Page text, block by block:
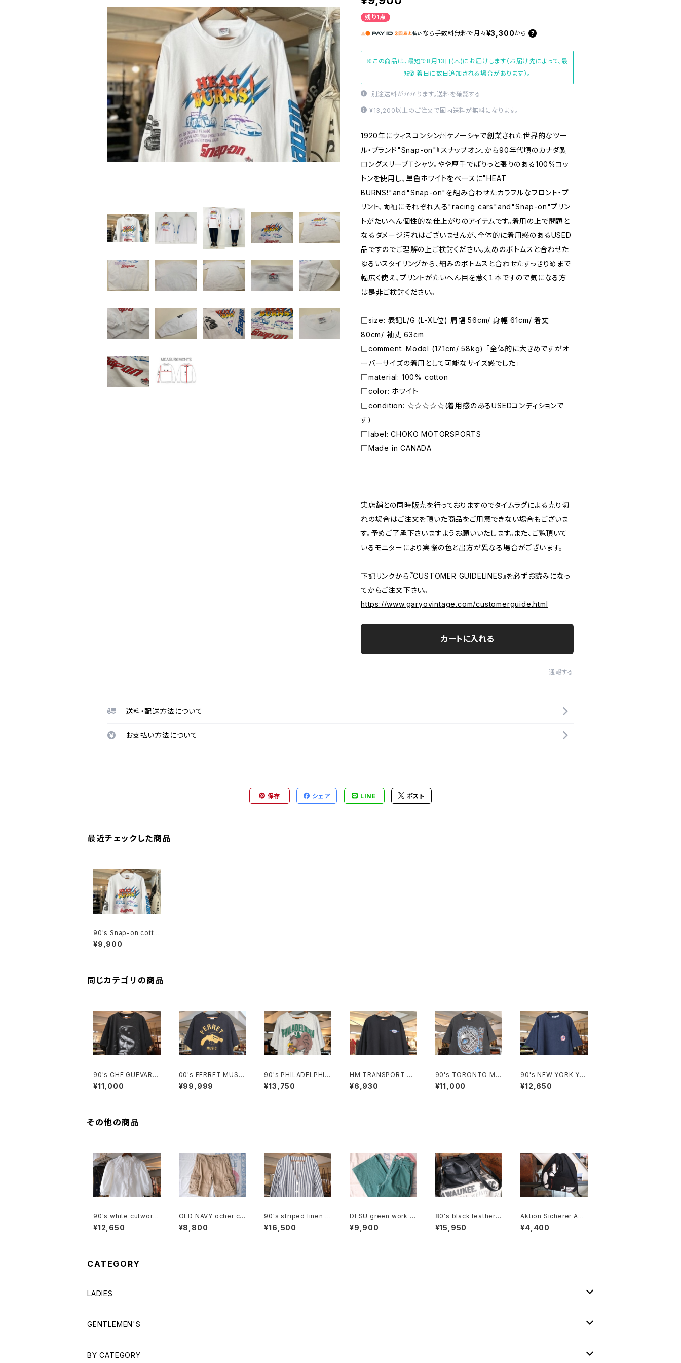
残り1点
なら 手数料無料で 月々¥3,300から
※この商品は、最短で8月13日(木)にお届けします（お届け先によって、最
短到着日に数日追加される場合があります）。
別途送料がかかります。送料を確認する
¥13,200以上のご注文で国内送料が無料になります。
1920年にウィスコンシン州ケノーシャで創業された世界的なツー
ル・ブランド"Snap-on"『スナップオン』から90年代頃のカナダ製
ロングスリーブＴシャツ。やや厚手でぱりっと張りのある100%コッ
トンを使用し、単色ホワイトをベースに"HEAT
BURNS!"and"Snap-on"を組み合わせたカラフルなフロント・プ
リント、両袖にそれぞれ入る"racing cars"and"Snap-on"プリン
トがたいへん個性的な仕上がりのアイテムです。着用の上で問題と
なるダメージ汚れはございませんが、全体的に着用感のあるUSED
品ですのでご理解の上ご検討ください。太めのボトムスと合わせた
ゆるいスタイリングから、細みのボトムスと合わせたすっきりめまで
幅広く使え、プリントがたいへん目を惹く１本ですので気になる方
は是非ご検討ください。
□size: 表記L/G (L-XL位) 肩幅 56cm/ 身幅 61cm/ 着丈
80cm/ 袖丈 63cm
□comment: Model (171cm/ 58kg) 「全体的に大きめですがオ
ーバーサイズの着用として可能なサイズ感でした」
□material: 100% cotton
□color: ホワイト
□condition: ☆☆☆☆☆(着用感のあるUSEDコンディションで
す)
□label: CHOKO MOTORSPORTS
□Made in CANADA
実店舗との同時販売を行っておりますのでタイムラグによる売り切
れの場合はご注文を頂いた商品をご用意できない場合もございま
す。予めご了承下さいますようお願いいたします。また、ご覧頂いて
いるモニターにより実際の色と出方が異なる場合がございます。
下記リンクから『CUSTOMER GUIDELINES』を必ずお読みになっ
てからご注文下さい。
https://www.garyovintage.com/customerguide.html
カートに入れる
通報する
送料・配送方法について
お支払い方法について
保存 シェア LINE ポスト
最近チェックした商品
90's Snap-on cotto
n long-sleeve Tee
"Made in CANADA"
¥9,900
同じカテゴリの商品
90's CHE GUEVARA
fade-black cotton
photo print Tee
¥11,000
00's FERRET MUSIC
revolver-logo print
ed Tee
¥99,999
90's PHILADELPHIA
EAGLES breakthrou
gh cotton Tee "Mad
¥13,750
HM TRANSPORT bl
ack long-sleeve Te
e "embroidered log
¥6,930
90's TORONTO MA
PLES LEAFS black c
otton Tee "Made in
¥11,000
90's NEW YORK YA
NKEES embroidere
d logo pocket Tee
¥12,650
その他の商品
90's white cutwork
lace trimmed cotto
n Blouse
¥12,650
OLD NAVY ocher co
tton-twill cargo Sho
rts
¥8,800
90's striped linen c
otton V-neck Jacke
t
¥16,500
DESU green work st
yle wide leg Pants
¥9,900
80's black leather b
ox shoulder Bag w/
tassel accent
¥15,950
Aktion Sicherer Auft
ritt cotton promotio
nal drawstring Bag
¥4,400
CATEGORY
LADIES
TOPS
SHIRTS
OUTERWEAR
GENTLEMEN'S
TOPS
BY CATEGORY